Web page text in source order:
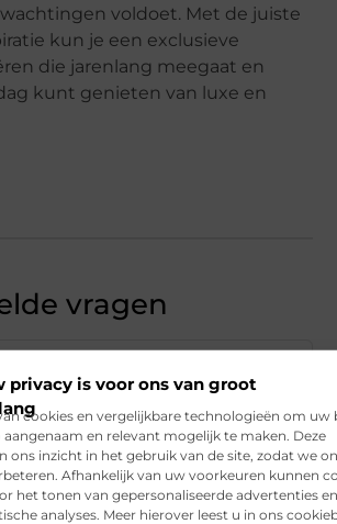
privacy is voor ons van groot
cookies en vergelijkbare technologieën om uw
aangenaam en relevant mogelijk te maken. Deze
ons inzicht in het gebruik van de site, zodat we
Afhankelijk van uw voorkeuren kunnen
het tonen van gepersonaliseerde advertenties
analyses. Meer hierover leest u in ons
voldoet. Met de juiste
kun je een exclusieve
die jarenlang meegaat en
kunt genieten van luxe en
vragen
dat mijn badkamer
▼